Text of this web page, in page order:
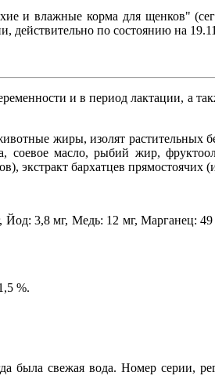
и влажные корма для щенков"
действительно по состоянию
и в период лактации, а
жиры, изолят растительных
соевое масло, рыбий жир,
экстракт бархатцев прямостоячих
3,8 мг, Медь: 12 мг, Марганец:
%.
свежая вода. Номер серии,